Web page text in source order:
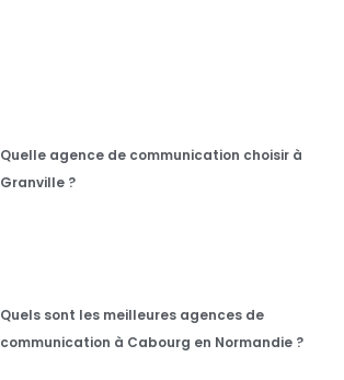
Quelle agence de communication choisir à
Granville ?
Quels sont les meilleures agences de
communication à Cabourg en Normandie ?